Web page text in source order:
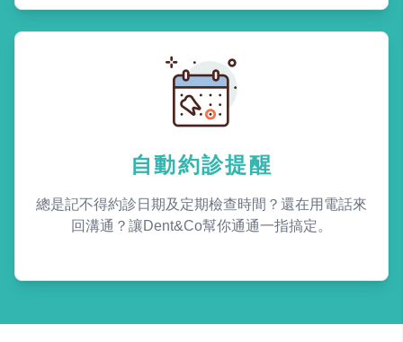
自動約診提醒
總是記不得約診日期及定期檢查時間？還在用電話來
回溝通？讓Dent&Co幫你通通一指搞定。